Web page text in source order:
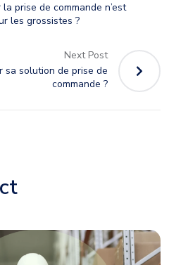
prise de commande n’est
les grossistes ?
Next Post
sa solution de prise de
commande ?